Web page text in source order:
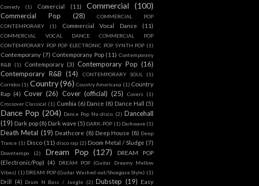
Comedy (1) Comercial (11) Commercial (100)
Commercial Pop (28)
COMMERCIAL POP
CONTEMPORARY
(1) Commercial Vocal Dance (11)
COMMERCIAL VOCAL DANCE COMMERCIAL POP
CONTEMPORARY POP POP ELECTRONIC POP SYNTH POP (1)
Contemporany (7) Contemporany Pop (11) Contemporany
R&B
(1) Contemporary (3) Contemporary Pop (16)
Contemporary R&B (14) CONTEMPORARY SOUL
(1)
Corridos (1) Country(96) Country Americana (1) Country
Rap (4) Cover (26) Cover (official) (25) Covers (1)
Crossover Classical (1) Cumbia (6) Dance (8) Dance Hall (5)
Dance Pop (204) Dance Pop Nu-disco (2) Dancehall
(19) Dark pop (8) Dark wave (5) DARK-POP (1) Darkwave (1)
Death Metal (19) Deathcore (8) Deep House (8) Deep
Trance (1) Disco (11) disco rap (2) Doom Metal / Sludge (7)
Downtempo (2) Dream Pop (127)
DREAM POP
(Electronic/Pop) (4)
DREAM POP (Guitar Dreamy Mellow
Vibes) (1) DREAM POP (Guitar Washed-out/Shoegaze Style) (1)
Drill (4) Drum N Bass / Jungle (2) Dubstep (19) Easy